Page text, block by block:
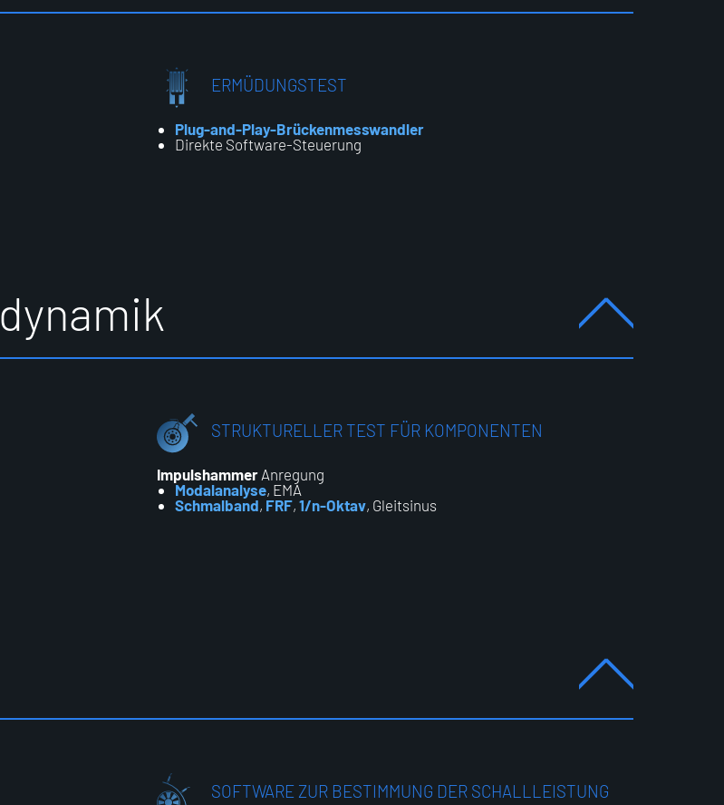
ERMÜDUNGSTEST
Plug-and-Play-Brückenmesswandler
Direkte Software-Steuerung
dynamik
STRUKTURELLER TEST FÜR KOMPONENTEN
ImpulshammerAnregung
Modalanalyse, EMA
Schmalband, FRF, 1/n-Oktav, Gleitsinus
SOFTWARE ZUR BESTIMMUNG DER SCHALLLEISTUNG